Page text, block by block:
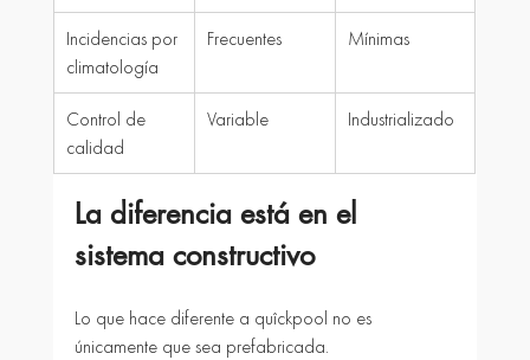
Incidencias por
climatología
Frecuentes Mínimas
Control de
calidad
Variable Industrializado
La diferencia está en el
sistema constructivo
Lo que hace diferente a quîckpool no es
únicamente que sea prefabricada.